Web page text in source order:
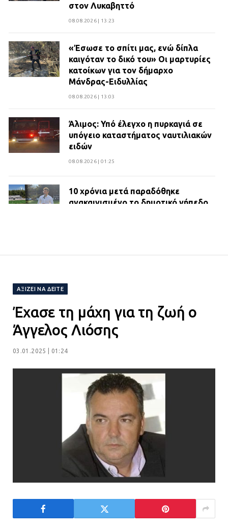
στον Λυκαβηττό
08.08.2026 | 13:23
«Έσωσε το σπίτι μας, ενώ δίπλα
καιγόταν το δικό του» Οι μαρτυρίες
κατοίκων για τον δήμαρχο
Μάνδρας-Ειδυλλίας
08.08.2026 | 13:03
Άλιμος: Υπό έλεγχο η πυρκαγιά σε
υπόγειο καταστήματος ναυτιλιακών
ειδών
08.08.2026 | 01:25
10 χρόνια μετά παραδόθηκε
ανακαινισμένο το δημοτικό γήπεδο
Αισχύλεια 2026: Το Φεστιβάλ της
Ελευσίνας επιστρέφει στον
Πώς έγινε η επίθεση στους δύο
ελληνοαμερικανούς στην Ακρόπολη
21.07.2026 | 13:44
«Φρένο» στα ηλεκτρικά πατίνια:
Τέλος η οδήγησή τους από
ανήλικους
21.07.2026 | 13:35
ΑΞΊΖΕΙ ΝΑ ΔΕΊΤΕ
Έχασε τη μάχη για τη ζωή ο
Άγγελος Λιόσης
03.01.2025 | 01:24